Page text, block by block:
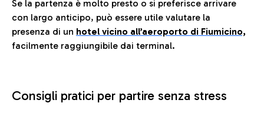
Se la partenza è molto presto o si preferisce arrivare
con largo anticipo, può essere utile valutare la
presenza di un hotel vicino all’aeroporto di Fiumicino,
facilmente raggiungibile dai terminal.
Consigli pratici per partire senza stress